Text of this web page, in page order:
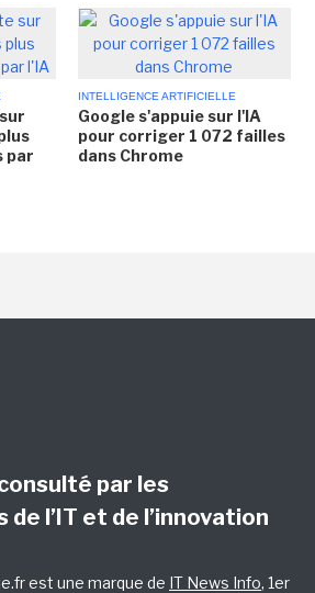
par
INTELLIGENCE ARTIFICIELLE
Google s'appuie sur l'IA
pour corriger 1 072 failles
dans Chrome
par les
l’IT et de l’innovation
est une marque de IT News Info, 1er